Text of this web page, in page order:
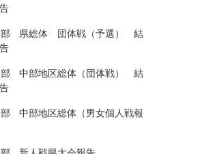
部 県総体 団体戦（予選） 結
部 中部地区総体（団体戦） 結
中部地区総体（男女個人戦報